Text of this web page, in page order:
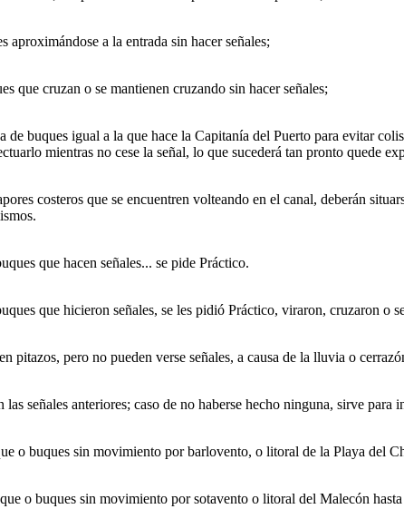
aproximándose a la entrada sin hacer señales;
que cruzan o se mantienen cruzando sin hacer señales;
de buques igual a la que hace la Capitanía del Puerto para evitar
mientras no cese la señal, lo que sucederá tan pronto quede
costeros que se encuentren volteando en el canal, deberán
que hacen señales... se pide Práctico.
que hicieron señales, se les pidió Práctico, viraron, cruzaron o
pitazos, pero no pueden verse señales, a causa de la lluvia o
señales anteriores; caso de no haberse hecho ninguna, sirve
o buques sin movimiento por barlovento, o litoral de la Playa del
o buques sin movimiento por sotavento o litoral del Malecón